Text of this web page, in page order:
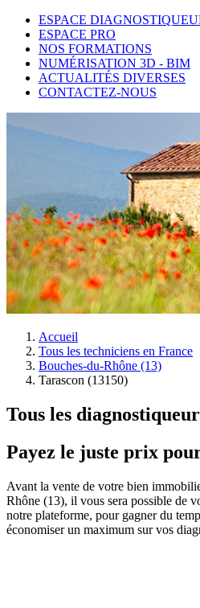
ESPACE
ESPACE PRO
NOS FORMATIONS
NUMÉRISATION 3D - BIM
ACTUALITÉS DIVERSES
CONTACTEZ-NOUS
Accueil
Tous les techniciens en France
Bouches-du-Rhône (13)
Tarascon (13150)
Tous les
Payez le juste prix
Avant la vente de votre bien
Rhône (13), il vous sera possible de
notre plateforme, pour gagner du
économiser un maximum sur vos